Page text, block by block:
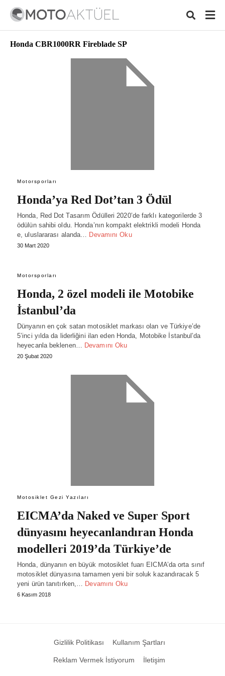
Honda CBR1000RR Fireblade SP
Motorsporları
Honda’ya Red Dot’tan 3 Ödül
Honda, Red Dot Tasarım Ödülleri 2020’de farklı kategorilerde 3
ödülün sahibi oldu. Honda’nın kompakt elektrikli modeli Honda
e, uluslararası alanda… Devamını Oku
30 Mart 2020
Motorsporları
Honda, 2 özel modeli ile Motobike
İstanbul’da
Dünyanın en çok satan motosiklet markası olan ve Türkiye’de
5’inci yılda da liderliğini ilan eden Honda, Motobike İstanbul’da
heyecanla beklenen… Devamını Oku
20 Şubat 2020
Motosiklet Gezi Yazıları
EICMA’da Naked ve Super Sport
dünyasını heyecanlandıran Honda
modelleri 2019’da Türkiye’de
Honda, dünyanın en büyük motosiklet fuarı EICMA’da orta sınıf
motosiklet dünyasına tamamen yeni bir soluk kazandıracak 5
yeni ürün tanıtırken,… Devamını Oku
6 Kasım 2018
Gizlilik Politikası Kullanım Şartları
Reklam Vermek İstiyorum İletişim